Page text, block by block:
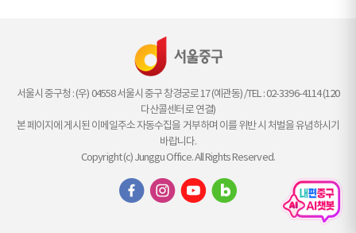
서울시 중구청 : (우) 04558 서울시 중구 창경궁로 17 (예관동) /TEL : 02-3396-4114 (120
다산콜센터로 연결)
본 페이지에 게시된 이메일주소 자동수집을 거부하며 이를 위반 시 처벌을 유념하시기
바랍니다.
Copyright (c) Junggu Office. All Rights Reserved.